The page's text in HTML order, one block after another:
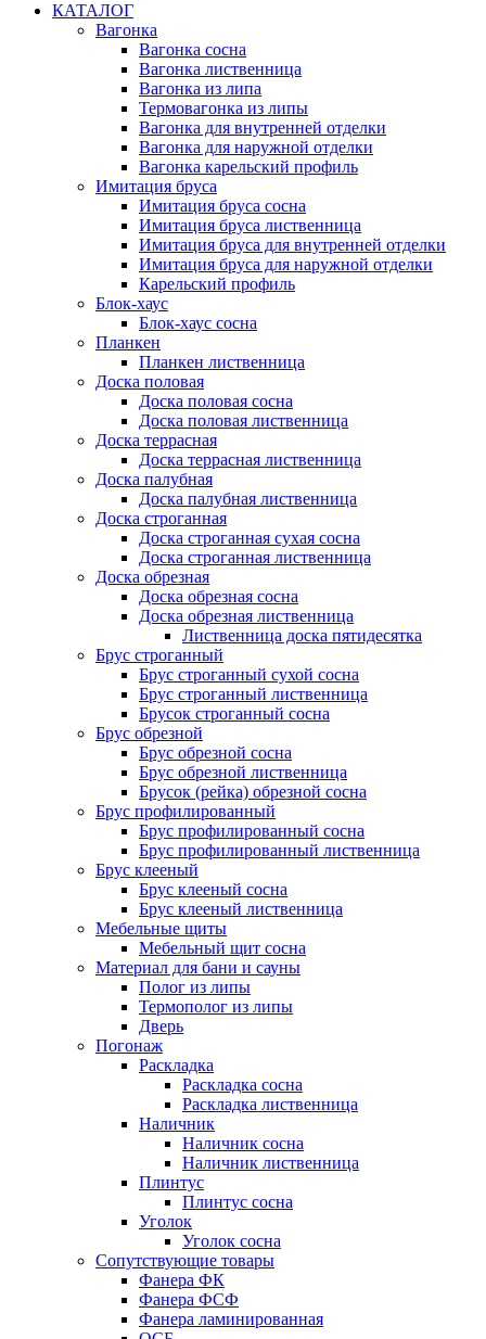
КАТАЛОГ
Вагонка
Вагонка сосна
Вагонка лиственница
Вагонка из липа
Термовагонка из липы
Вагонка для внутренней отделки
Вагонка для наружной отделки
Вагонка карельский профиль
Имитация бруса
Имитация бруса сосна
Имитация бруса лиственница
Имитация бруса для внутренней отделки
Имитация бруса для наружной отделки
Карельский профиль
Блок-хаус
Блок-хаус сосна
Планкен
Планкен лиственница
Доска половая
Доска половая сосна
Доска половая лиственница
Доска террасная
Доска террасная лиственница
Доска палубная
Доска палубная лиственница
Доска строганная
Доска строганная сухая сосна
Доска строганная лиственница
Доска обрезная
Доска обрезная сосна
Доска обрезная лиственница
Лиственница доска пятидесятка
Брус строганный
Брус строганный сухой сосна
Брус строганный лиственница
Брусок строганный сосна
Брус обрезной
Брус обрезной сосна
Брус обрезной лиственница
Брусок (рейка) обрезной сосна
Брус профилированный
Брус профилированный сосна
Брус профилированный лиственница
Брус клееный
Брус клееный сосна
Брус клееный лиственница
Мебельные щиты
Мебельный щит сосна
Материал для бани и сауны
Полог из липы
Термополог из липы
Дверь
Погонаж
Раскладка
Раскладка сосна
Раскладка лиственница
Наличник
Наличник сосна
Наличник лиственница
Плинтус
Плинтус сосна
Уголок
Уголок сосна
Сопутствующие товары
Фанера ФК
Фанера ФСФ
Фанера ламинированная